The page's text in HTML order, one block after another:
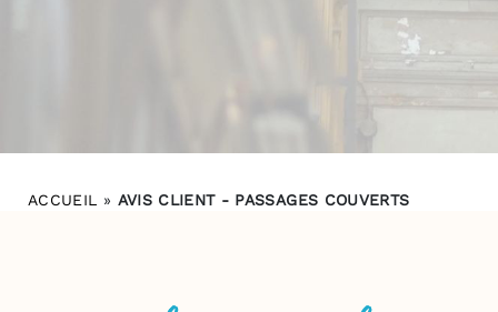
ACCUEIL » AVIS CLIENT - PASSAGES COUVERTS